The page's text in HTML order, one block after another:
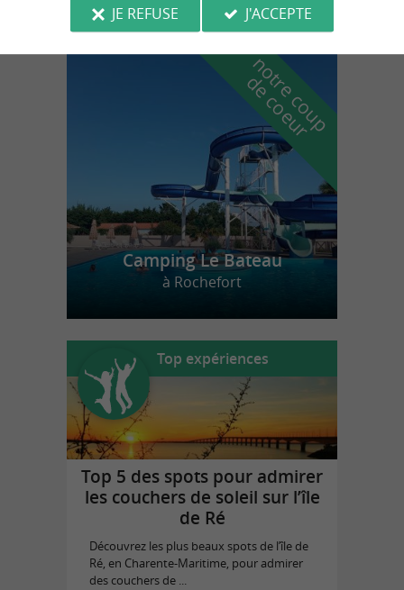
n
o
t
r
e
c
o
u
p
d
e
c
o
e
u
r
Camping Le Bateau
à Rochefort
Top expériences
Top 5 des spots pour admirer
les couchers de soleil sur l’île
de Ré
Découvrez les plus beaux spots de l’île de
Ré, en Charente-Maritime, pour admirer
des couchers de ...
JE REFUSE
J'ACCEPTE